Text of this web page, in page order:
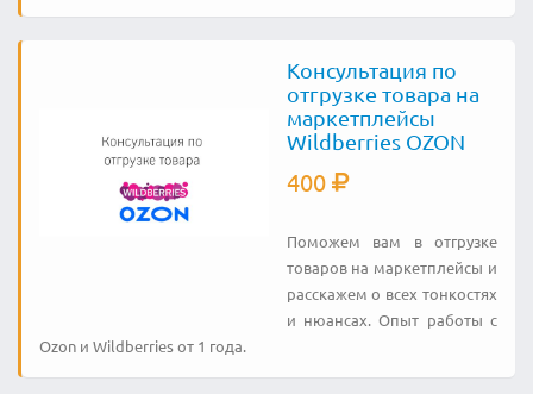
Консультация по
отгрузке товара на
маркетплейсы
Wildberries OZON
400
Поможем вам в отгрузке
товаров на маркетплейсы и
расскажем о всех тонкостях
и нюансах. Опыт работы с
Ozon и Wildberries от 1 года.